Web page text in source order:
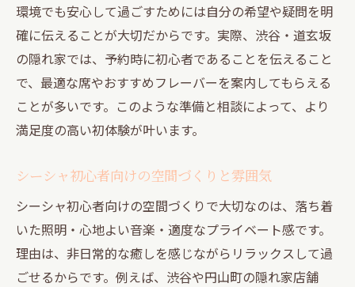
環境でも安心して過ごすためには自分の希望や疑問を明
確に伝えることが大切だからです。実際、渋谷・道玄坂
の隠れ家では、予約時に初心者であることを伝えること
で、最適な席やおすすめフレーバーを案内してもらえる
ことが多いです。このような準備と相談によって、より
満足度の高い初体験が叶います。
シーシャ初心者向けの空間づくりと雰囲気
シーシャ初心者向けの空間づくりで大切なのは、落ち着
いた照明・心地よい音楽・適度なプライベート感です。
理由は、非日常的な癒しを感じながらリラックスして過
ごせるからです。例えば、渋谷や円山町の隠れ家店舗